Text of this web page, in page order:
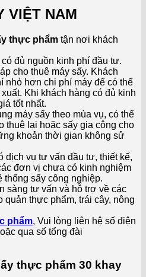
VIỆT NAM
thực phẩm tận nơi khách
đủ nguồn kinh phí đầu tư.
cho thuê máy sấy. Khách
nhỏ hơn chi phí máy để có thể
Khi khách hàng có đủ kinh
tốt nhất.
máy sấy theo mùa vụ, có thể
thuê lại hoặc sấy gia công cho
khoản thời gian không sử
dịch vụ tư vấn đầu tư, thiết kế,
đơn vị chưa có kinh nghiệm
sấy công nghiệp.
sàng tư vấn và hỗ trợ về các
thực phẩm, trái cây, nông
phẩm, Vui lòng liên hệ số điện
qua số tổng đài
thực phẩm 30 khay